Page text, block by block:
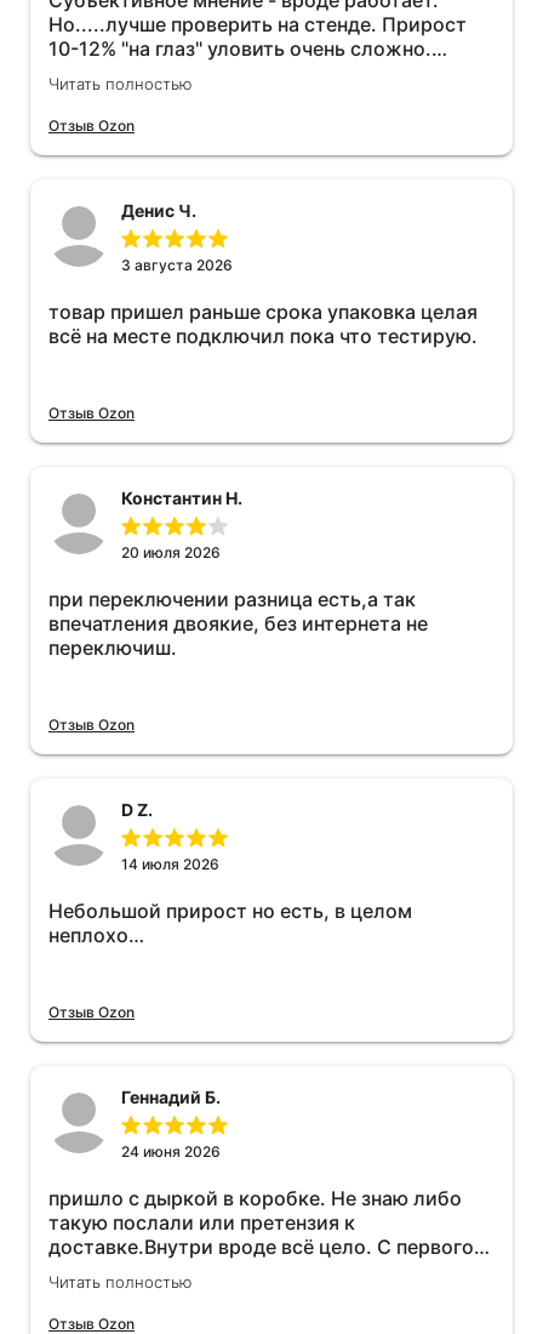
Но.....лучше проверить на стенде. Прирост
10-12% "на глаз" уловить очень сложно.
Покатаюсь, потом отключу и посмотрю, что
будет 😁.
Читать полностью
Отзыв Ozon
Денис Ч.
3 августа 2026
товар пришел раньше срока упаковка целая
всё на месте подключил пока что тестирую.
Отзыв Ozon
Константин Н.
20 июля 2026
при переключении разница есть,а так
впечатления двоякие, без интернета не
переключиш.
Отзыв Ozon
D Z.
14 июля 2026
Небольшой прирост но есть, в целом
неплохо…
Отзыв Ozon
Геннадий Б.
24 июня 2026
пришло с дыркой в коробке. Не знаю либо
такую послали или претензия к
доставке.Внутри вроде всё цело. С первого
раза установить не получается не знаю
может интернет дурит. Четыре звёзды за
упаковку с дыркой.Как опробую дополню
Читать полностью
Отзыв Ozon